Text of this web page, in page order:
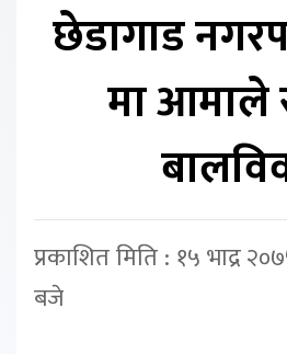
छेडागाड
मा आमाले
प्रकाशित मिति : १५ भाद्र
बजे